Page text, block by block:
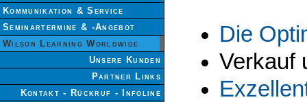
Die
Verkauf
Kommunikation & Service
Seminartermine & -Angebot
Wilson Learning Worldwide
Unsere Kunden
Partner Links
Kontakt - Rückruf - Infoline